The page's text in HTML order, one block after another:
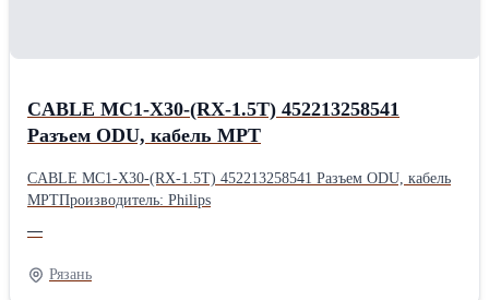
CABLE MC1-X30-(RX-1.5T) 452213258541
Разъем ODU, кабель МРТ
CABLE MC1-X30-(RX-1.5T) 452213258541 Разъем ODU, кабель
МРТПроизводитель: Philips
—
Рязань